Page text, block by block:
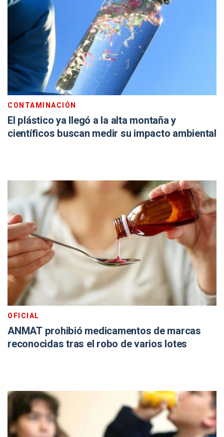
CONTAMINACIÓN
El plástico ya llegó a la alta montaña y
científicos buscan medir su impacto ambiental
OFICIAL
ANMAT prohibió medicamentos de marcas
reconocidas tras el robo de varios lotes